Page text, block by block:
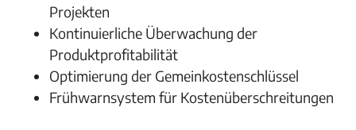
Projekten
Kontinuierliche Überwachung der
Produktprofitabilität
Optimierung der Gemeinkostenschlüssel
Frühwarnsystem für Kostenüberschreitungen